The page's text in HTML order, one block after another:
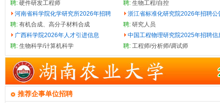
聘: 硬件研发工程师
聘: 生物工程/自控
河南省科学院化学研究所2026年招聘
聘: 有机合成、高分子材料合成
浙江省标准化研究院2026年招聘公
聘: 研究人员
广西科学院2026年人才引进信息
聘: 生物科学/计算机科学
中国工程物理研究院2025年招聘信
聘: 工程师/分析师/调试师
推荐企事单位招聘